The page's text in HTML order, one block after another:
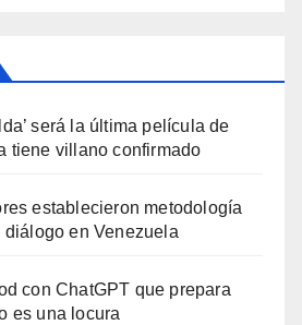
será la última película de
tiene villano confirmado
establecieron metodología
en Venezuela
con ChatGPT que prepara
es una locura